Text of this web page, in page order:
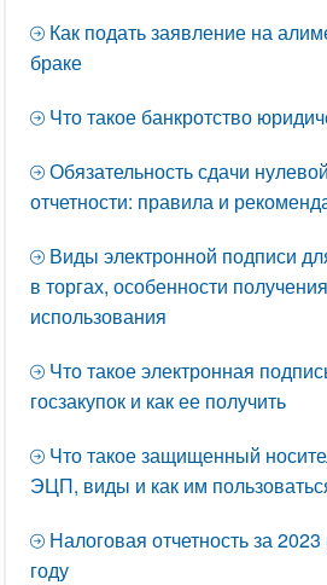
Как подать заявление на
браке
Что такое банкротство
Обязательность сдачи нулевой
отчетности: правила и
Виды электронной подписи
в торгах, особенности
использования
Что такое электронная
госзакупок и как ее получить
Что такое защищенный
ЭЦП, виды и как им
Налоговая отчетность за
году